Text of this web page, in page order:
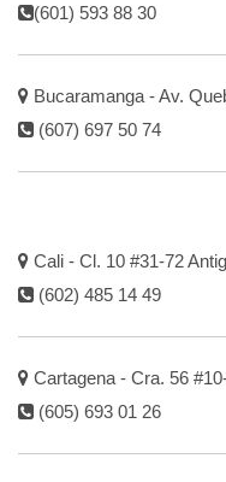
(601) 593 88 30
Bucaramanga - Av.
(607) 697 50 74
Cali - Cl. 10 #31-72
(602) 485 14 49
Cartagena - Cra. 56
(605) 693 01 26